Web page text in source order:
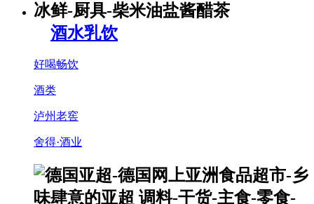
酒水乳饮
好喝畅饮
酒类
泸州老窖
舍得·酒业